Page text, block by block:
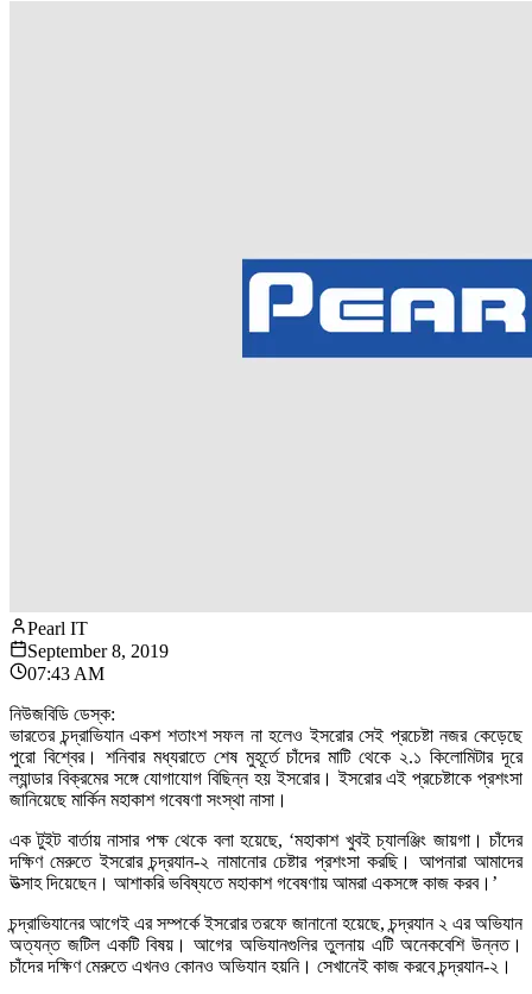
Pearl IT
September 8, 2019
07:43 AM
নিউজবিডি ডেস্ক:
ভারতের চন্দ্রাভিযান একশ শতাংশ সফল না হলেও ইসরোর সেই প্রচেষ্টা নজর কেড়েছে
পুরো বিশ্বের। শনিবার মধ্যরাতে শেষ মুহূর্তে চাঁদের মাটি থেকে ২.১ কিলোমিটার দূরে
ল্যান্ডার বিক্রমের সঙ্গে যোগাযোগ বিছিন্ন হয় ইসরোর। ইসরোর এই প্রচেষ্টাকে প্রশংসা
জানিয়েছে মার্কিন মহাকাশ গবেষণা সংস্থা নাসা।
এক টুইট বার্তায় নাসার পক্ষ থেকে বলা হয়েছে, ‘মহাকাশ খুবই চ্যালঞ্জিং জায়গা। চাঁদের
দক্ষিণ মেরুতে ইসরোর চন্দ্রযান-২ নামানোর চেষ্টার প্রশংসা করছি। আপনারা আমাদের
উত্সাহ দিয়েছেন। আশাকরি ভবিষ্যতে মহাকাশ গবেষণায় আমরা একসঙ্গে কাজ করব।’
চন্দ্রাভিযানের আগেই এর সম্পর্কে ইসরোর তরফে জানানো হয়েছে, চন্দ্রযান ২ এর অভিযান
অত্যন্ত জটিল একটি বিষয়। আগের অভিযানগুলির তুলনায় এটি অনেকবেশি উন্নত।
চাঁদের দক্ষিণ মেরুতে এখনও কোনও অভিযান হয়নি। সেখানেই কাজ করবে চন্দ্রযান-২।